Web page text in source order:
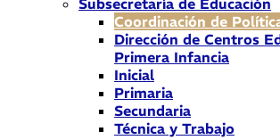
Subsecretaría de Educación
Coordinación de
Dirección de Centros
Primera Infancia
Inicial
Primaria
Secundaria
Técnica y Trabajo